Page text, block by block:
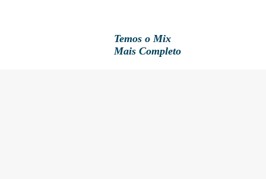
Temos o Mix
Mais Completo